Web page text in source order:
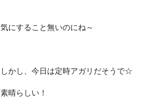
気にすること無いのにね～
しかし、今日は定時アガリだそうで☆
素晴らしい！